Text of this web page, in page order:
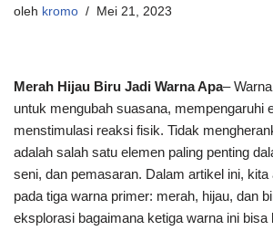
oleh kromo Mei 21, 2023
Merah Hijau Biru Jadi Warna Apa–
untuk mengubah suasana, mempengaruhi
menstimulasi reaksi fisik. Tidak
adalah salah satu elemen paling penting
seni, dan pemasaran. Dalam artikel ini,
pada tiga warna primer: merah, hijau, dan
eksplorasi bagaimana ketiga warna ini bisa